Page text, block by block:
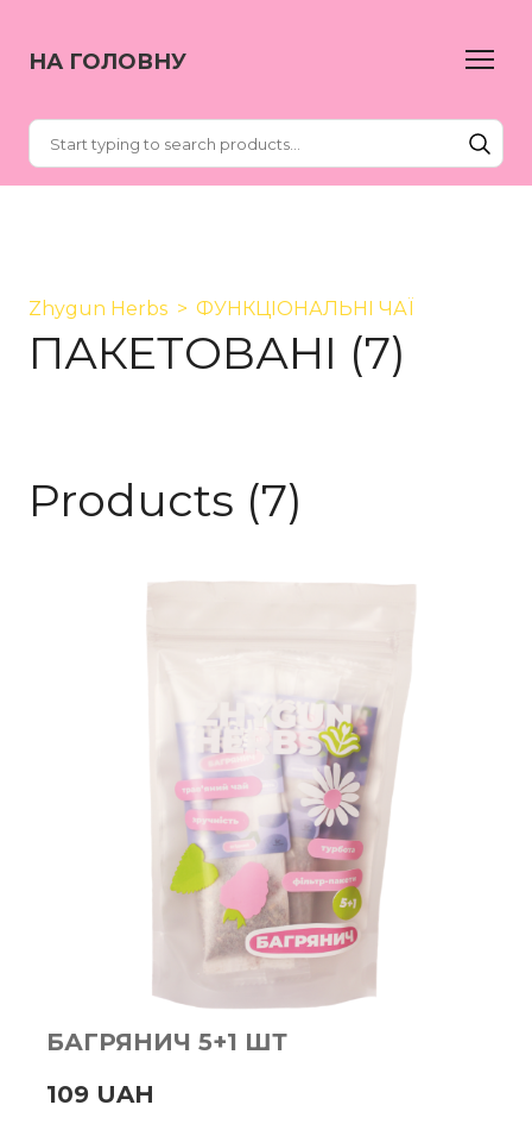
НА ГОЛОВНУ
Zhygun Herbs ФУНКЦІОНАЛЬНІ ЧАЇ
ПАКЕТОВАНІ (7)
Products (7)
БАГРЯНИЧ 5+1 ШТ
109 UAH